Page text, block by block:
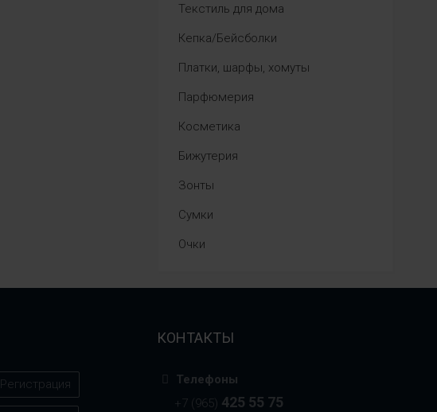
Текстиль для дома
Кепка/Бейсболки
Платки, шарфы, хомуты
Парфюмерия
Косметика
Бижутерия
Зонты
Сумки
Очки
Регистрация
КОНТАКТЫ
Телефоны
+7 (965) 425 55 75